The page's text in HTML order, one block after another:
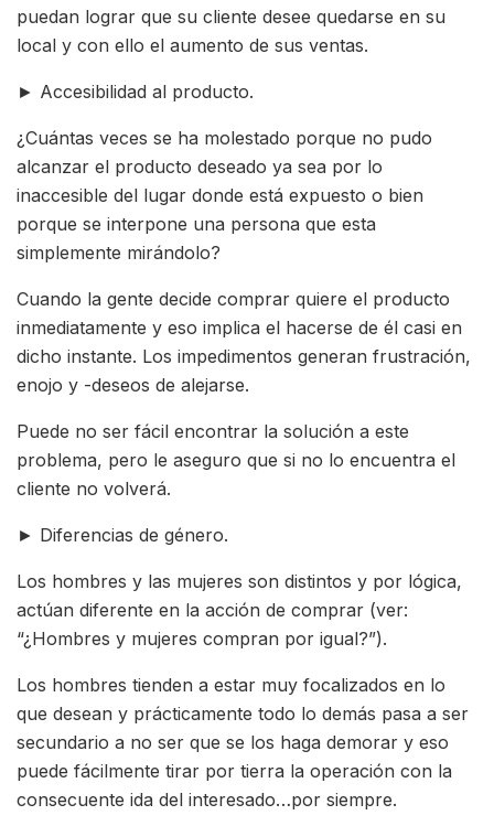
puedan lograr que su cliente desee quedarse en su
local y con ello el aumento de sus ventas.
► Accesibilidad al producto.
¿Cuántas veces se ha molestado porque no pudo
alcanzar el producto deseado ya sea por lo
inaccesible del lugar donde está expuesto o bien
porque se interpone una persona que esta
simplemente mirándolo?
Cuando la gente decide comprar quiere el producto
inmediatamente y eso implica el hacerse de él casi en
dicho instante. Los impedimentos generan frustración,
enojo y -deseos de alejarse.
Puede no ser fácil encontrar la solución a este
problema, pero le aseguro que si no lo encuentra el
cliente no volverá.
► Diferencias de género.
Los hombres y las mujeres son distintos y por lógica,
actúan diferente en la acción de comprar (ver:
“¿Hombres y mujeres compran por igual?”).
Los hombres tienden a estar muy focalizados en lo
que desean y prácticamente todo lo demás pasa a ser
secundario a no ser que se los haga demorar y eso
puede fácilmente tirar por tierra la operación con la
consecuente ida del interesado…por siempre.